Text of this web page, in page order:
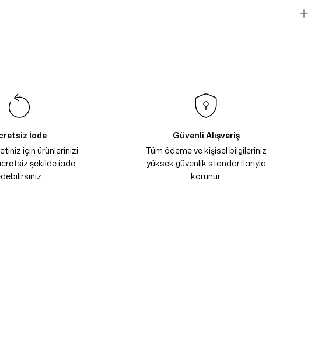
İade
için ürünlerinizi
şekilde iade
Güvenli Alışveriş
Tüm ödeme ve kişisel bilgileriniz
yüksek güvenlik standartlarıyla
korunur.